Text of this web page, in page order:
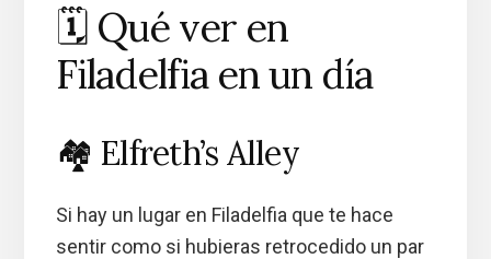
🗓️ Qué ver en
Filadelfia en un día
🏘️ Elfreth’s Alley
Si hay un lugar en Filadelfia que te hace
sentir como si hubieras retrocedido un par